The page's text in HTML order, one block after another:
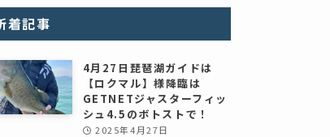
着記事
4月27日琵琶湖ガイドは
【ロクマル】様降臨は
GETNETジャスターフィッ
シュ4.5のボトストで！
2025年4月27日